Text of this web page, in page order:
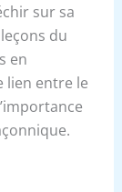
sur sa
du
en
lien entre le